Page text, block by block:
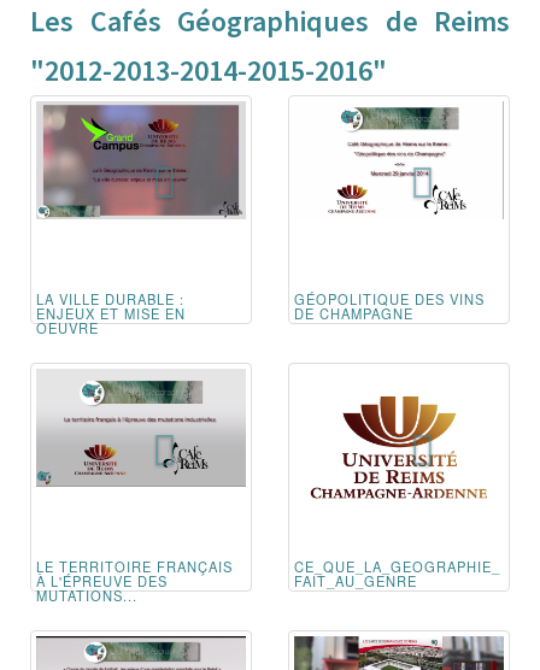
Les Cafés Géographiques de Reims
"2012-2013-2014-2015-2016"
LA VILLE DURABLE :
ENJEUX ET MISE EN
OEUVRE
GÉOPOLITIQUE DES VINS
DE CHAMPAGNE
LE TERRITOIRE FRANÇAIS
À L'ÉPREUVE DES
MUTATIONS...
CE_QUE_LA_GEOGRAPHIE_
FAIT_AU_GENRE